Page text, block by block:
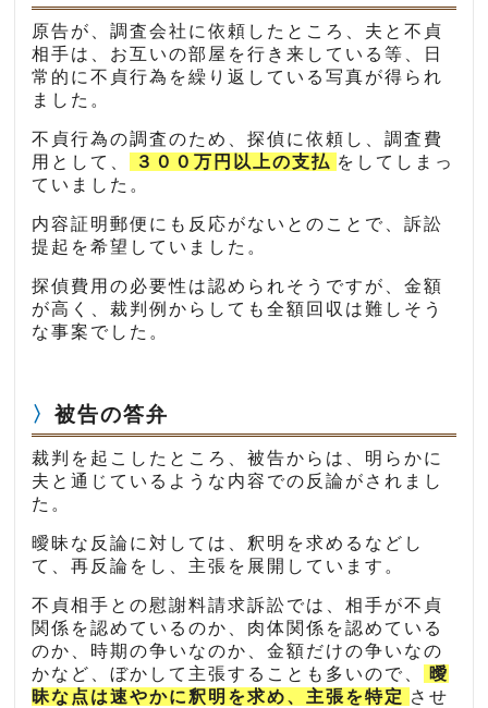
原告が、調査会社に依頼したところ、夫と不貞
相手は、お互いの部屋を行き来している等、日
常的に不貞行為を繰り返している写真が得られ
ました。
不貞行為の調査のため、探偵に依頼し、調査費
用として、
３００万円以上の支払 をしてしまっ
ていました。
内容証明郵便にも反応がないとのことで、訴訟
提起を希望していました。
探偵費用の必要性は認められそうですが、金額
が高く、裁判例からしても全額回収は難しそう
な事案でした。
被告の答弁
裁判を起こしたところ、被告からは、明らかに
夫と通じているような内容での反論がされまし
た。
曖昧な反論に対しては、釈明を求めるなどし
て、再反論をし、主張を展開しています。
不貞相手との慰謝料請求訴訟では、相手が不貞
関係を認めているのか、肉体関係を認めている
のか、時期の争いなのか、金額だけの争いなの
かなど、ぼかして主張することも多いので、
曖
昧な点は速やかに釈明を求め、主張を特定 させ